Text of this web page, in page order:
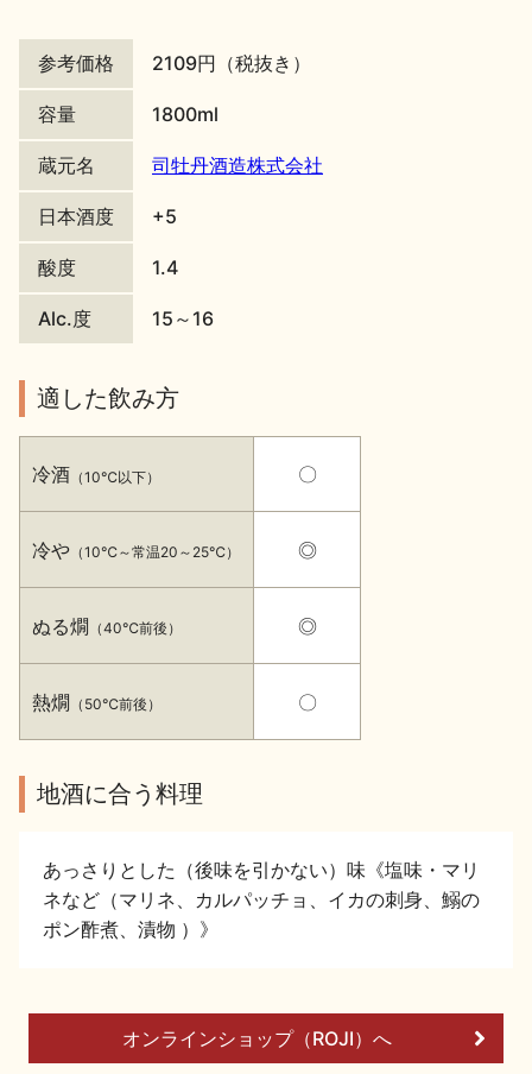
地酒川柳
日本酒の楽しみ方特集
地酒・イベント情報
イベント情報TOP 新商品・おすすめ商品
季節の商品 イベント情報
地酒蔵元会WEB展示会
美味しい地酒の選び方
地酒蔵元会とは
参考価格 2109円（税抜き）
容量 1800ml
蔵元名 司牡丹酒造株式会社
日本酒度 +5
酸度 1.4
Alc.度 15～16
適した飲み方
冷酒 （10℃以下）
冷や （10℃～常温20～25℃）
ぬる燗 （40℃前後）
熱燗 （50℃前後）
〇
◎
◎
〇
地酒に合う料理
あっさりとした（後味を引かない）味《塩味・マリ
ネなど（マリネ、カルパッチョ、イカの刺身、鰯の
ポン酢煮、漬物 ）》
オンラインショップ（ROJI）へ